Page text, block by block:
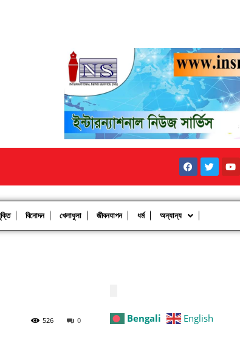
বিনোদন খেলাধুলা জীবনযাপন ধর্ম অন্যান্য
0
526 Bengali English